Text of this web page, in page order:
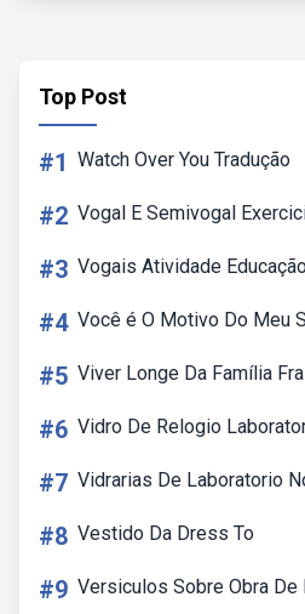
Top Post
#1 Watch Over You Tradução
#2 Vogal E Semivogal
#3 Vogais Atividade
#4 Você é O Motivo Do Meu
#5 Viver Longe Da Família
#6 Vidro De Relogio
#7 Vidrarias De Laboratorio
#8 Vestido Da Dress To
#9 Versiculos Sobre Obra De